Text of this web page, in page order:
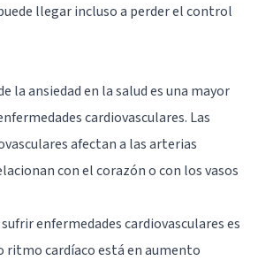
llegar incluso a perder el control
la ansiedad en la salud es una mayor
cardiovasculares. Las
afectan a las arterias
con el corazón o con los vasos
enfermedades cardiovasculares es
ritmo cardíaco está en aumento